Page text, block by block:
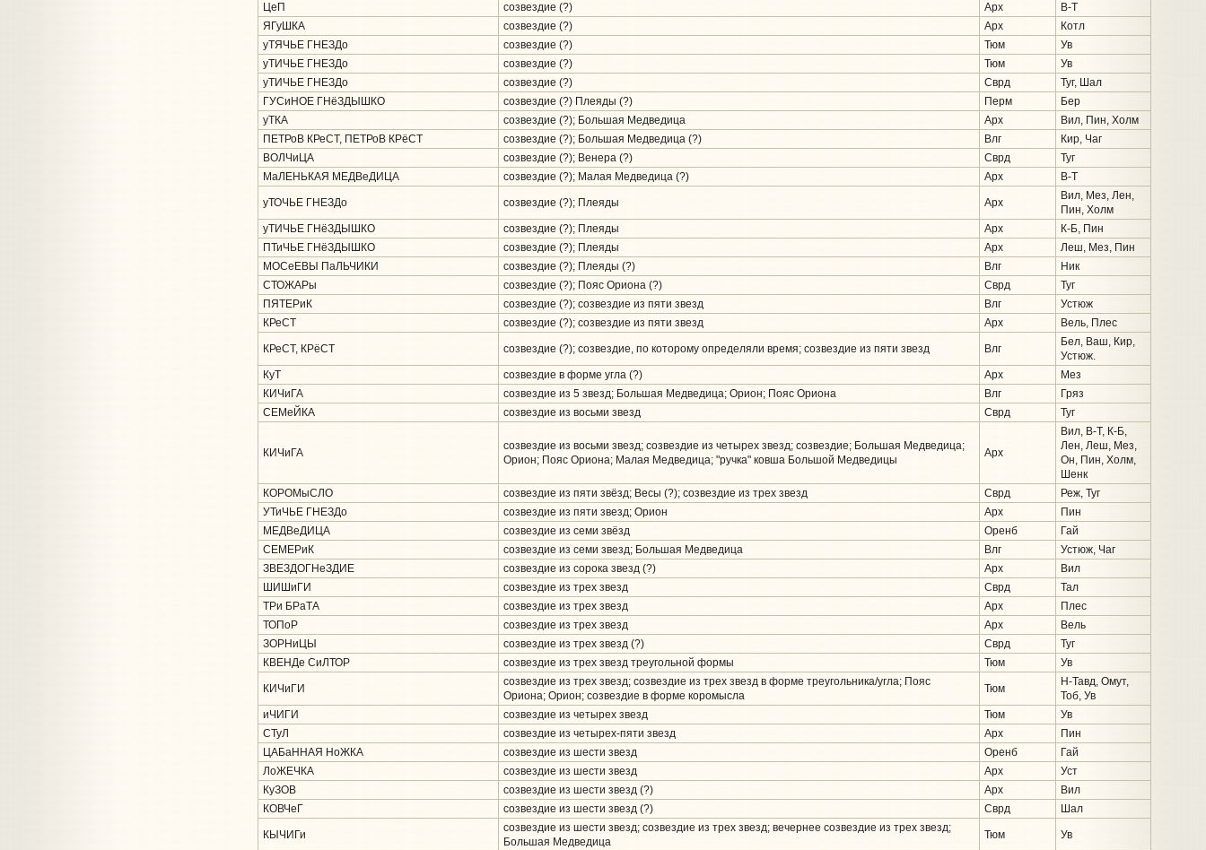
ЦеП
созвездие (?) Арх
В-Т
ЯГуШКА
созвездие (?) Арх
Котл
уТЯЧЬЕ ГНЕЗДо
созвездие (?) Тюм
Ув
уТИЧЬЕ ГНЕЗДо
созвездие (?) Тюм
Ув
уТИЧЬЕ ГНЕЗДо
созвездие (?) Сврд
Туг, Шал
ГУСиНОЕ ГНёЗДЫШКО
созвездие (?) Плеяды (?) Перм
Бер
уТКА
созвездие (?); Большая Медведица Арх
Вил, Пин, Холм
ПЕТРоВ КРеСТ, ПЕТРоВ КРёСТ
созвездие (?); Большая Медведица (?) Влг
Кир, Чаг
ВОЛЧиЦА
созвездие (?); Венера (?) Сврд
Туг
МаЛЕНЬКАЯ МЕДВеДИЦА
созвездие (?); Малая Медведица (?) Арх В-Т
уТОЧЬЕ ГНЕЗДо созвездие (?); Плеяды Арх
Вил, Мез, Лен,
Пин, Холм
уТИЧЬЕ ГНёЗДЫШКО
созвездие (?); Плеяды Арх
К-Б, Пин
ПТиЧЬЕ ГНёЗДЫШКО
созвездие (?); Плеяды Арх
Леш, Мез, Пин
МОСеЕВЫ ПаЛЬЧИКИ
созвездие (?); Плеяды (?) Влг
Ник
СТОЖАРы
созвездие (?); Пояс Ориона (?) Сврд
Туг
ПЯТЕРиК
созвездие (?); созвездие из пяти звезд Влг
Устюж
КРеСТ
созвездие (?); созвездие из пяти звезд Арх Вель, Плес
КРеСТ, КРёСТ созвездие (?); созвездие, по которому определяли время; созвездие из пяти звезд Влг
Бел, Ваш, Кир,
Устюж.
КуТ
созвездие в форме угла (?) Арх
Мез
КИЧиГА
созвездие из 5 звезд; Большая Медведица; Орион; Пояс Ориона Влг
Гряз
СЕМеЙКА
созвездие из восьми звезд Сврд Туг
КИЧиГА
созвездие из восьми звезд; созвездие из четырех звезд; созвездие; Большая Медведица;
Орион; Пояс Ориона; Малая Медведица; "ручка" ковша Большой Медведицы
Арх
Вил, В-Т, К-Б,
Лен, Леш, Мез,
Он, Пин, Холм,
Шенк
КОРОМыСЛО
созвездие из пяти звёзд; Весы (?); созвездие из трех звезд Сврд
Реж, Туг
УТиЧЬЕ ГНЕЗДо
созвездие из пяти звезд; Орион Арх
Пин
МЕДВеДИЦА
созвездие из семи звёзд Оренб
Гай
СЕМЕРиК
созвездие из семи звезд; Большая Медведица Влг
Устюж, Чаг
ЗВЕЗДОГНеЗДИЕ
созвездие из сорока звезд (?) Арх
Вил
ШИШиГИ
созвездие из трех звезд Сврд
Тал
ТРи БРаТА
созвездие из трех звезд Арх
Плес
ТОПоР
созвездие из трех звезд Арх
Вель
ЗОРНиЦЫ
созвездие из трех звезд (?) Сврд
Туг
КВЕНДе СиЛТОР
созвездие из трех звезд треугольной формы Тюм Ув
КИЧиГИ
созвездие из трех звезд; созвездие из трех звезд в форме треугольника/угла; Пояс
Ориона; Орион; созвездие в форме коромысла
Тюм
Н-Тавд, Омут,
Тоб, Ув
иЧИГИ
созвездие из четырех звезд Тюм
Ув
СТуЛ
созвездие из четырех-пяти звезд Арх
Пин
ЦАБаННАЯ НоЖКА
созвездие из шести звезд Оренб
Гай
ЛоЖЕЧКА
созвездие из шести звезд Арх
Уст
КуЗОВ
созвездие из шести звезд (?) Арх
Вил
КОВЧеГ
созвездие из шести звезд (?) Сврд Шал
КЫЧИГи
созвездие из шести звезд; созвездие из трех звезд; вечернее созвездие из трех звезд;
Большая Медведица
Тюм Ув